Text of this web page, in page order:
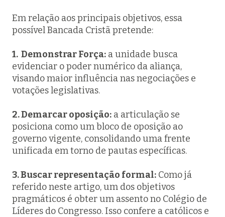
Em relação aos principais objetivos, essa
possível Bancada Cristã pretende:
1. Demonstrar Força: a unidade busca
evidenciar o poder numérico da aliança,
visando maior influência nas negociações e
votações legislativas.
2. Demarcar oposição: a articulação se
posiciona como um bloco de oposição ao
governo vigente, consolidando uma frente
unificada em torno de pautas específicas.
3. Buscar representação formal: Como já
referido neste artigo, um dos objetivos
pragmáticos é obter um assento no Colégio de
Líderes do Congresso. Isso confere a católicos e